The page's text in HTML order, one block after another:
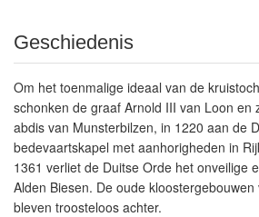
Geschiedenis
Om het toenmalige ideaal van de
schonken de graaf Arnold III van Loon en
abdis van Munsterbilzen, in 1220 aan de
bedevaartskapel met aanhorigheden in
1361 verliet de Duitse Orde het onveilige
Alden Biesen. De oude kloostergebouwen
bleven troosteloos achter.